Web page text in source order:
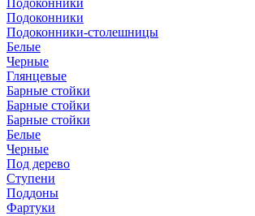
Подоконники
Подоконники
Подоконники-столешницы
Белые
Черные
Глянцевые
Барные стойки
Барные стойки
Барные стойки
Белые
Черные
Под дерево
Ступени
Поддоны
Фартуки